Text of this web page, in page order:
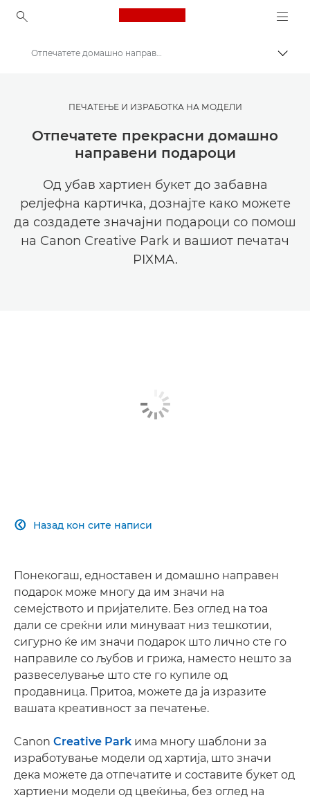
Canon Logo, back to
Get Inspired | Совети за фотографирање и печатење и водичи за купување
Совети и техники за фотографирање и печатење
Отпечатете домашно направени подароци
ПЕЧАТЕЊЕ И ИЗРАБОТКА НА МОДЕЛИ
Отпечатете прекрасни домашно
направени подароци
Од убав хартиен букет до забавна
релјефна картичка, дознајте како можете
да создадете значајни подароци со помош
на Canon Creative Park и вашиот печатач
PIXMA.
Назад кон сите написи

Понекогаш, едноставен и домашно направен
подарок може многу да им значи на
семејството и пријателите. Без оглед на тоа
дали се среќни или минуваат низ тешкотии,
сигурно ќе им значи подарок што лично сте го
направиле со љубов и грижа, наместо нешто за
развеселување што сте го купиле од
продавница. Притоа, можете да ја изразите
вашата креативност за печатење.
Canon Creative Park има многу шаблони за
изработување модели од хартија, што значи
дека можете да отпечатите и составите букет од
хартиени модели од цвеќиња, без оглед на